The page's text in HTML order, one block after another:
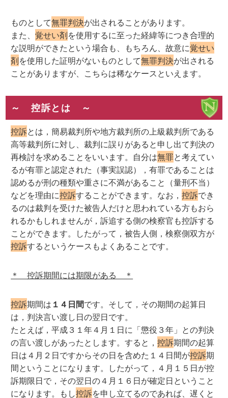
ものとして無罪判決が出されることがあります。
また、覚せい剤を使用するに至った経緯等につき合理的
な説明ができたという場合も、もちろん、故意に覚せい
剤を使用した証明がないものとして無罪判決が出される
ことがありますが、こちらは稀なケースといえます。
～ 控訴とは ～
控訴とは，簡易裁判所や地方裁判所の上級裁判所である
高等裁判所に対し、裁判に誤りがあると申し出て判決の
再検討を求めることをいいます。自分は無罪と考えてい
るが有罪と認定された（事実誤認），有罪であることは
認めるが刑の種類や重さに不満があること（量刑不当）
などを理由に控訴することができます。なお，控訴でき
るのは裁判を受けた被告人だけと思われている方もおら
れるかもしれませんが，訴追する側の検察官も控訴する
ことができます。したがって，被告人側，検察側双方が
控訴するというケースもよくあることです。
＊ 控訴期間には期限がある ＊
控訴期間は １４日間です。そして，その期間の起算日
は，判決言い渡し日の翌日です。
たとえば，平成３１年４月１日に「懲役３年」との判決
の言い渡しがあったとします。すると，控訴期間の起算
日は４月２日ですからその日を含めた１４日間が控訴期
間ということになります。したがって，４月１５日が控
訴期限日で，その翌日の４月１６日が確定日ということ
になります。もし控訴を申し立てるのであれば、遅くと